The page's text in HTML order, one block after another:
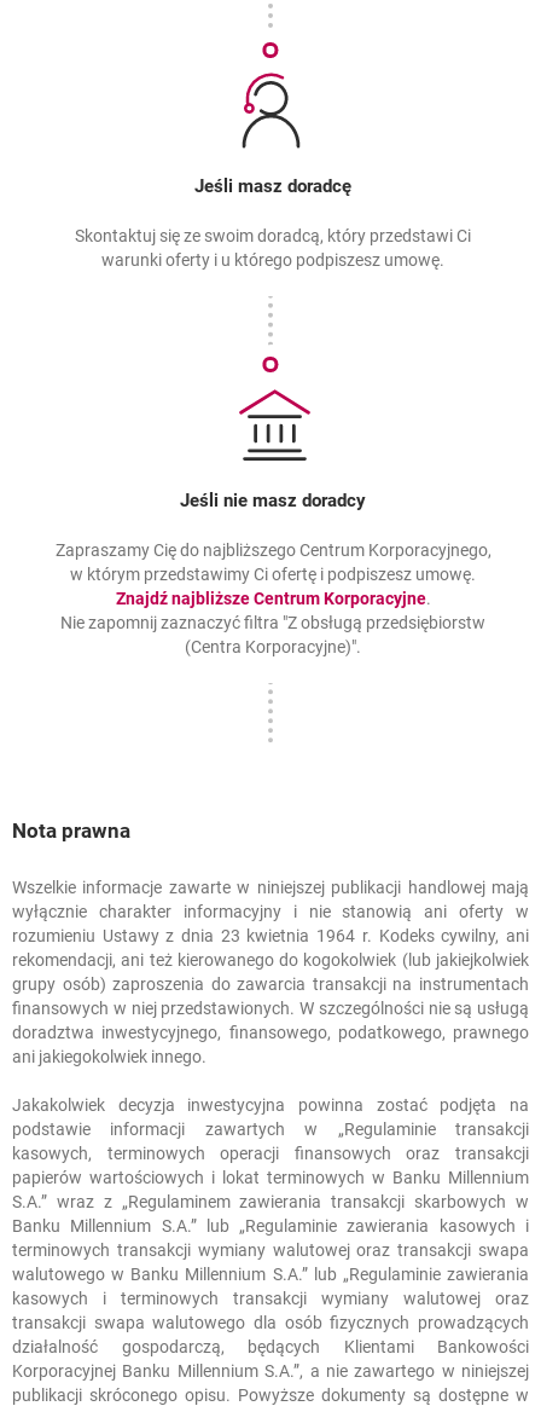
Jeśli masz doradcę
Skontaktuj się ze swoim doradcą, który przedstawi Ci
warunki oferty i u którego podpiszesz umowę.
Jeśli nie masz doradcy
Zapraszamy Cię do najbliższego Centrum Korporacyjnego,
w którym przedstawimy Ci ofertę i podpiszesz umowę.
Znajdź najbliższe Centrum Korporacyjnelink otwiera
otwiera się w
.
Nie zapomnij zaznaczyć filtra "Z obsługą przedsiębiorstw
(Centra Korporacyjne)".
Nota prawna
Nota prawna
Wszelkie informacje zawarte w niniejszej publikacji handlowej mają
wyłącznie charakter informacyjny i nie stanowią ani oferty w
rozumieniu Ustawy z dnia 23 kwietnia 1964 r. Kodeks cywilny, ani
rekomendacji, ani też kierowanego do kogokolwiek (lub jakiejkolwiek
grupy osób) zaproszenia do zawarcia transakcji na instrumentach
finansowych w niej przedstawionych. W szczególności nie są usługą
doradztwa inwestycyjnego, finansowego, podatkowego, prawnego
ani jakiegokolwiek innego.
Jakakolwiek decyzja inwestycyjna powinna zostać podjęta na
podstawie informacji zawartych w „Regulaminie transakcji
kasowych, terminowych operacji finansowych oraz transakcji
papierów wartościowych i lokat terminowych w Banku Millennium
S.A.” wraz z „Regulaminem zawierania transakcji skarbowych w
Banku Millennium S.A.” lub „Regulaminie zawierania kasowych i
terminowych transakcji wymiany walutowej oraz transakcji swapa
walutowego w Banku Millennium S.A.” lub „Regulaminie zawierania
kasowych i terminowych transakcji wymiany walutowej oraz
transakcji swapa walutowego dla osób fizycznych prowadzących
działalność gospodarczą, będących Klientami Bankowości
Korporacyjnej Banku Millennium S.A.”, a nie zawartego w niniejszej
publikacji skróconego opisu. Powyższe dokumenty są dostępne w